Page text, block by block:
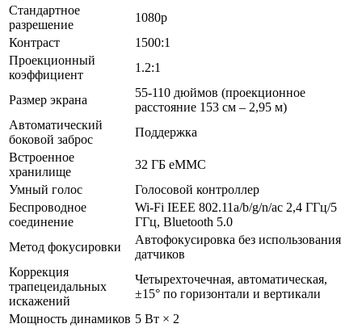
Стандартное
разрешение
1080р
Контраст
1500:1
Проекционный
коэффициент
1.2:1
Размер экрана
55-110 дюймов (проекционное
расстояние 153 см – 2,95 м)
Автоматический
боковой заброс
Поддержка
Встроенное
хранилище
32 ГБ eMMC
Умный голос
Голосовой контроллер
Беспроводное
соединение
Wi-Fi IEEE 802.11a/b/g/n/ac 2,4 ГГц/5
ГГц, Bluetooth 5.0
Метод фокусировки
Автофокусировка без использования
датчиков
Коррекция
трапецеидальных
искажений
Четырехточечная, автоматическая,
±15° по горизонтали и вертикали
Мощность динамиков 5 Вт × 2